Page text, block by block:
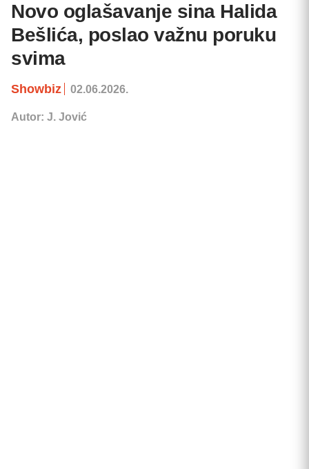
Novo oglašavanje sina Halida
Bešlića, poslao važnu poruku
svima
Showbiz 02.06.2026.
Autor: J. Jović